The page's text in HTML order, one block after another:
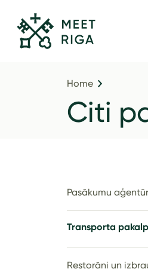
Home
Citi
Pasākumu
Transporta
Restorāni un